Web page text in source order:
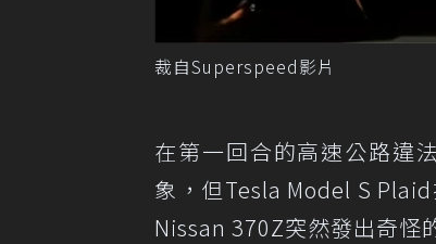
裁自Superspeed影片
在第一回合的高速公路違
象，但Tesla Model S
Nissan 370Z突然發出奇怪